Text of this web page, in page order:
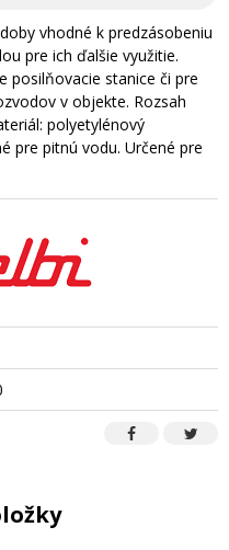
vhodné k predzásobeniu
pre ich ďalšie využitie.
posilňovacie stanice či pre
v objekte. Rozsah
polyetylénový
pre pitnú vodu. Určené pre